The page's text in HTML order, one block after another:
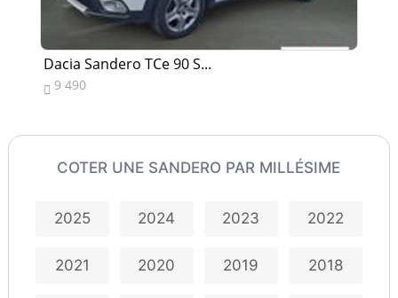
Dacia Sandero TCe 90 S...
 9 490
COTER UNE SANDERO PAR MILLÉSIME
2025 2024 2023 2022
2021 2020 2019 2018